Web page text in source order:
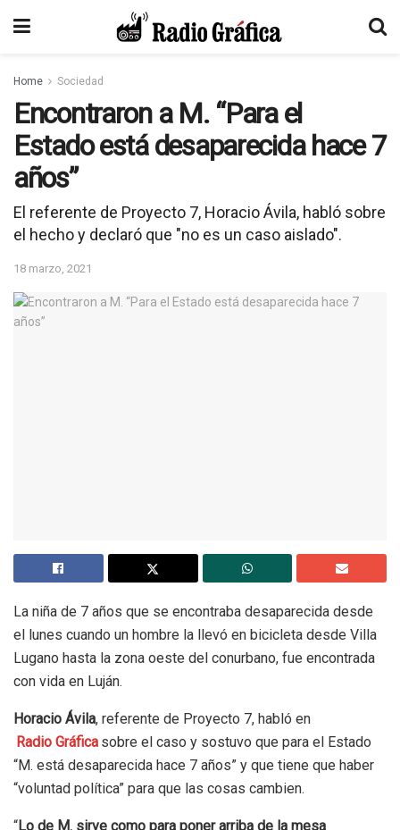
Home Sociedad
Encontraron a M. “Para el
Estado está desaparecida hace 7
años”
El referente de Proyecto 7, Horacio Ávila, habló sobre
el hecho y declaró que "no es un caso aislado".
18 marzo, 2021
La niña de 7 años que se encontraba desaparecida desde
el lunes cuando un hombre la llevó en bicicleta desde Villa
Lugano hasta la zona oeste del conurbano, fue encontrada
con vida en Luján.
Horacio Ávila, referente de Proyecto 7, habló en
Radio Gráfica sobre el caso y sostuvo que para el Estado
“M. está desaparecida hace 7 años” y que tiene que haber
“voluntad política” para que las cosas cambien.
“Lo de M. sirve como para poner arriba de la mesa